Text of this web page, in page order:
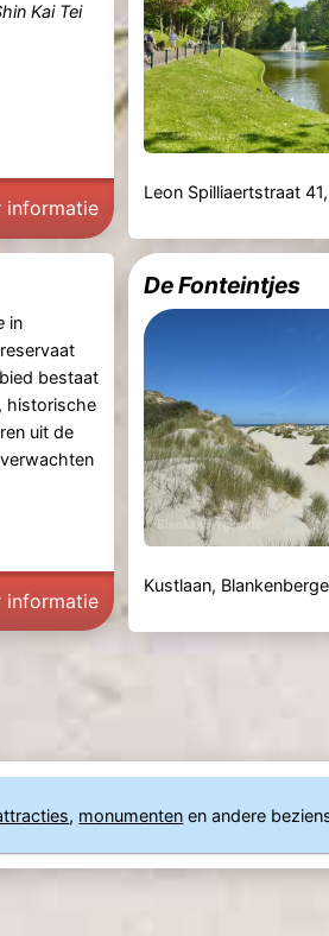
Kai Tei
informatie
Leon Spilliaertstraat
in
bestaat
historische
uit de
informatie
De Fonteintjes
Kustlaan, Blankenberge
, monumenten en andere